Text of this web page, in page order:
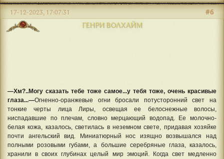
ГЕНРИ ВОЛХАЙМ
#6
17-12-2023, 17:07:31
—Хм?..Могу сказать тебе тоже самое...у тебя тоже, очень красивые
глаза...—Огненно-оранжевые огни бросали потусторонний свет на
тонкие черты лица Лиры, освещая ее белоснежные волосы,
ниспадавшие по плечам, словно мерцающий водопад. Ее молочно-
белая кожа, казалось, светилась в неземном свете, придавая хозяйке
почти ангельский вид. Миниатюрный нос изящно возвышался над
полными розовыми губами, а большие серебряные глаза, казалось,
хранили в своих глубинах целый мир эмоций. Когда свет медленно